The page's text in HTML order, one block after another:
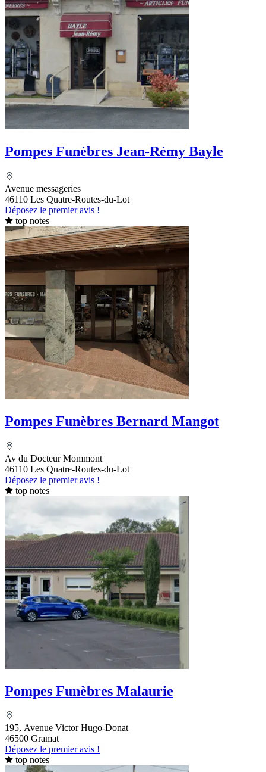
Pompes Funèbres Jean-Rémy Bayle
Avenue messageries
46110 Les Quatre-Routes-du-Lot
Déposez le premier avis !
top notes
Pompes Funèbres Bernard Mangot
Av du Docteur Mommont
46110 Les Quatre-Routes-du-Lot
Déposez le premier avis !
top notes
Pompes Funèbres Malaurie
195, Avenue Victor Hugo-Donat
46500 Gramat
Déposez le premier avis !
top notes